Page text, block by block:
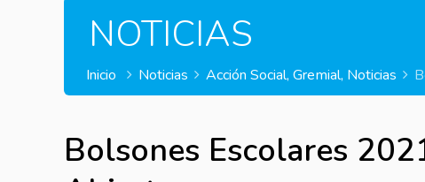
NOTICIAS
Inicio Noticias Acción Social, Gremial, Noticias
Bolsones Escolares